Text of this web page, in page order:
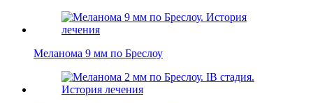
Меланома 9 мм по Бреслоу